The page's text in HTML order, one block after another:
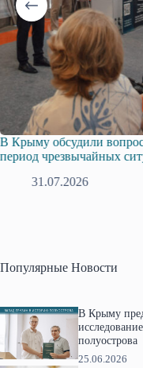
В Крыму обсудили
период чрезвычайных
31.07.2026
Популярные Новости
В Крыму
полуострова
25.06.2026